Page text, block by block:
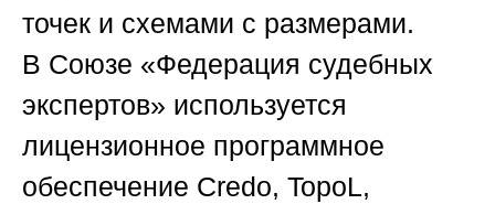
точек и схемами с размерами.
В Союзе «Федерация судебных
экспертов» используется
лицензионное программное
обеспечение Credo, TopoL,